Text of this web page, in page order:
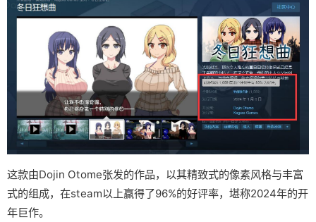
这款由Dojin Otome张发的作品，以其精致式的像素风格与丰富
式的组成，在steam以上赢得了​​96%的好评率​​，堪称2024年的开
年巨作。